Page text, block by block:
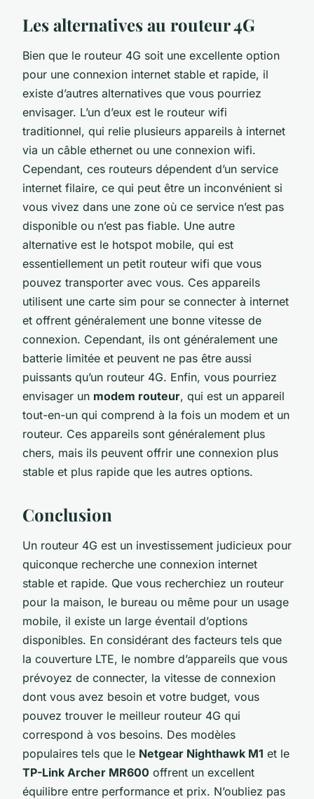
Les alternatives au routeur 4G
Bien que le routeur 4G soit une excellente option
pour une connexion internet stable et rapide, il
existe d’autres alternatives que vous pourriez
envisager. L’un d’eux est le routeur wifi
traditionnel, qui relie plusieurs appareils à internet
via un câble ethernet ou une connexion wifi.
Cependant, ces routeurs dépendent d’un service
internet filaire, ce qui peut être un inconvénient si
vous vivez dans une zone où ce service n’est pas
disponible ou n’est pas fiable. Une autre
alternative est le hotspot mobile, qui est
essentiellement un petit routeur wifi que vous
pouvez transporter avec vous. Ces appareils
utilisent une carte sim pour se connecter à internet
et offrent généralement une bonne vitesse de
connexion. Cependant, ils ont généralement une
batterie limitée et peuvent ne pas être aussi
puissants qu’un routeur 4G. Enfin, vous pourriez
envisager un modem routeur, qui est un appareil
tout-en-un qui comprend à la fois un modem et un
routeur. Ces appareils sont généralement plus
chers, mais ils peuvent offrir une connexion plus
stable et plus rapide que les autres options.
Conclusion
Un routeur 4G est un investissement judicieux pour
quiconque recherche une connexion internet
stable et rapide. Que vous recherchiez un routeur
pour la maison, le bureau ou même pour un usage
mobile, il existe un large éventail d’options
disponibles. En considérant des facteurs tels que
la couverture LTE, le nombre d’appareils que vous
prévoyez de connecter, la vitesse de connexion
dont vous avez besoin et votre budget, vous
pouvez trouver le meilleur routeur 4G qui
correspond à vos besoins. Des modèles
populaires tels que le Netgear Nighthawk M1 et le
TP-Link Archer MR600 offrent un excellent
équilibre entre performance et prix. N’oubliez pas